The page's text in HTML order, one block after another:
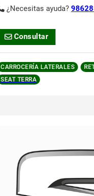
¿Necesitas ayuda?
Consultar
CARROCERÍA LATERALES
SEAT TERRA